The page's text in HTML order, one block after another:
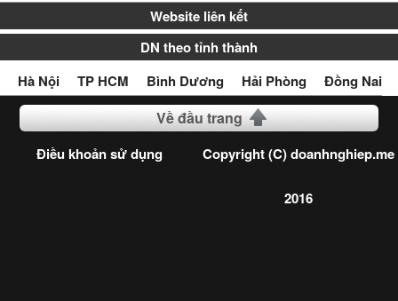
Website liên kết
DN theo tỉnh thành
Hà Nội
TP HCM Bình Dương Hải Phòng Đồng Nai
Về đầu trang
Điều khoản sử dụng Copyright (C) doanhnghiep.me
2016